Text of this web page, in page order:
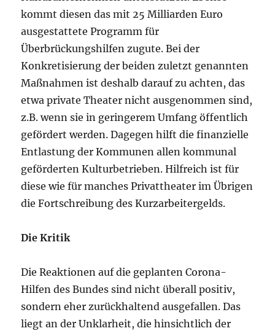
kommt diesen das mit 25 Milliarden Euro
ausgestattete Programm für
Überbrückungshilfen zugute. Bei der
Konkretisierung der beiden zuletzt genannten
Maßnahmen ist deshalb darauf zu achten, das
etwa private Theater nicht ausgenommen sind,
z.B. wenn sie in geringerem Umfang öffentlich
gefördert werden. Dagegen hilft die finanzielle
Entlastung der Kommunen allen kommunal
geförderten Kulturbetrieben. Hilfreich ist für
diese wie für manches Privattheater im Übrigen
die Fortschreibung des Kurzarbeitergelds.
Die Kritik
Die Reaktionen auf die geplanten Corona-
Hilfen des Bundes sind nicht überall positiv,
sondern eher zurückhaltend ausgefallen. Das
liegt an der Unklarheit, die hinsichtlich der